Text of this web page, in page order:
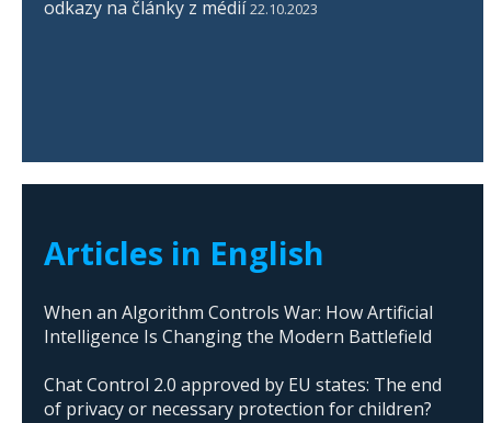
odkazy na články z médií 22.10.2023
Articles in English
When an Algorithm Controls War: How Artificial
Intelligence Is Changing the Modern Battlefield
Chat Control 2.0 approved by EU states: The end
of privacy or necessary protection for children?